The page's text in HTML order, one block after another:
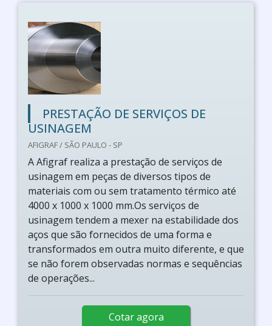
PRESTAÇÃO DE SERVIÇOS DE
USINAGEM
AFIGRAF / SÃO PAULO - SP
A Afigraf realiza a prestação de serviços de
usinagem em peças de diversos tipos de
materiais com ou sem tratamento térmico até
4000 x 1000 x 1000 mm.Os serviços de
usinagem tendem a mexer na estabilidade dos
aços que são fornecidos de uma forma e
transformados em outra muito diferente, e que
se não forem observadas normas e sequências
de operações...
Cotar agora